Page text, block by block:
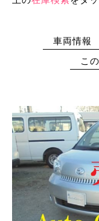
車両情報
こ